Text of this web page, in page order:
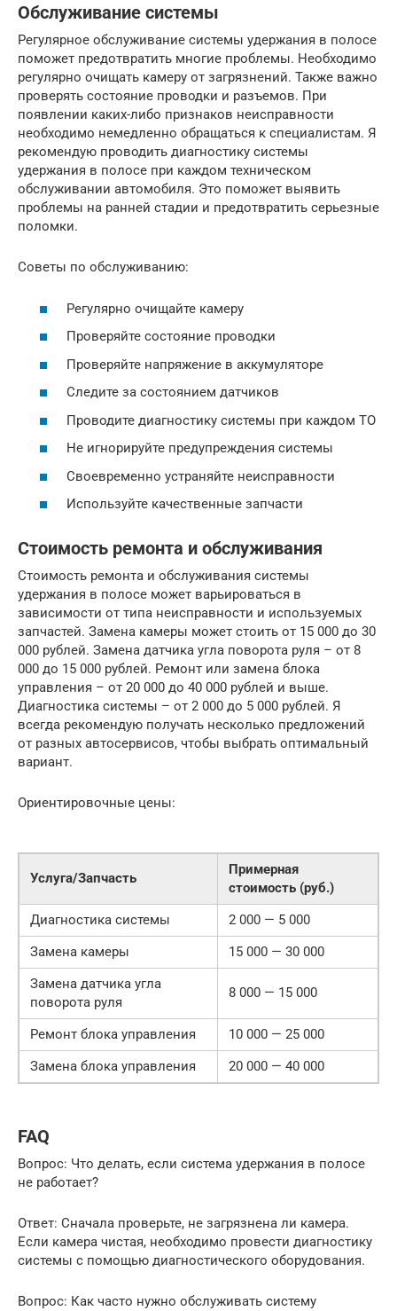
Обслуживание системы
Регулярное обслуживание системы удержания в полосе
поможет предотвратить многие проблемы. Необходимо
регулярно очищать камеру от загрязнений. Также важно
проверять состояние проводки и разъемов. При
появлении каких-либо признаков неисправности
необходимо немедленно обращаться к специалистам. Я
рекомендую проводить диагностику системы
удержания в полосе при каждом техническом
обслуживании автомобиля. Это поможет выявить
проблемы на ранней стадии и предотвратить серьезные
поломки.
Советы по обслуживанию:
Регулярно очищайте камеру
Проверяйте состояние проводки
Проверяйте напряжение в аккумуляторе
Следите за состоянием датчиков
Проводите диагностику системы при каждом ТО
Не игнорируйте предупреждения системы
Своевременно устраняйте неисправности
Используйте качественные запчасти
Стоимость ремонта и обслуживания
Стоимость ремонта и обслуживания системы
удержания в полосе может варьироваться в
зависимости от типа неисправности и используемых
запчастей. Замена камеры может стоить от 15 000 до 30
000 рублей. Замена датчика угла поворота руля – от 8
000 до 15 000 рублей. Ремонт или замена блока
управления – от 20 000 до 40 000 рублей и выше.
Диагностика системы – от 2 000 до 5 000 рублей. Я
всегда рекомендую получать несколько предложений
от разных автосервисов, чтобы выбрать оптимальный
вариант.
Ориентировочные цены:
Услуга/Запчасть
Примерная
стоимость (руб.)
Диагностика системы
2 000 — 5 000
Замена камеры
15 000 — 30 000
Замена датчика угла
поворота руля
8 000 — 15 000
Ремонт блока управления
10 000 — 25 000
Замена блока управления
20 000 — 40 000
FAQ
Вопрос: Что делать, если система удержания в полосе
не работает?
Ответ: Сначала проверьте, не загрязнена ли камера.
Если камера чистая, необходимо провести диагностику
системы с помощью диагностического оборудования.
Вопрос: Как часто нужно обслуживать систему